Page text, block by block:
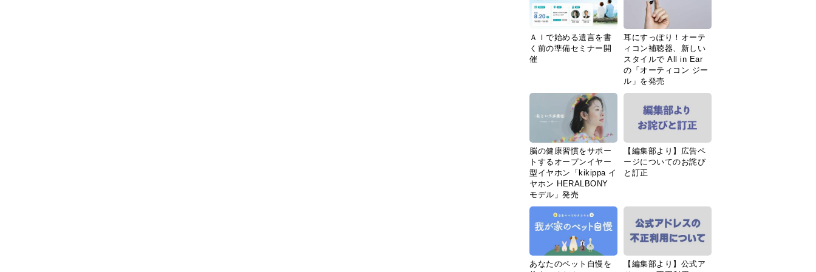
ＡＩで始める遺言を書
く前の準備セミナー開
催
耳にすっぽり！オーテ
ィコン補聴器、新しい
スタイルで All in Ear
の「オーティコン ジー
ル」を発売
脳の健康習慣をサポー
トするオープンイヤー
型イヤホン「kikippa イ
ヤホン HERALBONY
モデル」発売
【編集部より】広告ペ
ージについてのお詫び
と訂正
あなたのペット自慢を
【編集部より】公式ア